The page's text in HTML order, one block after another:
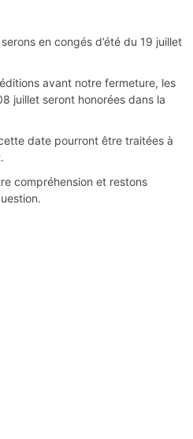
en congés d’été du 19 juillet
avant notre fermeture, les
juillet seront honorées dans la
date pourront être traitées à
compréhension et restons